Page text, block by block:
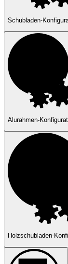
Schubladen-
Alurahmen-
Holzschubladen-